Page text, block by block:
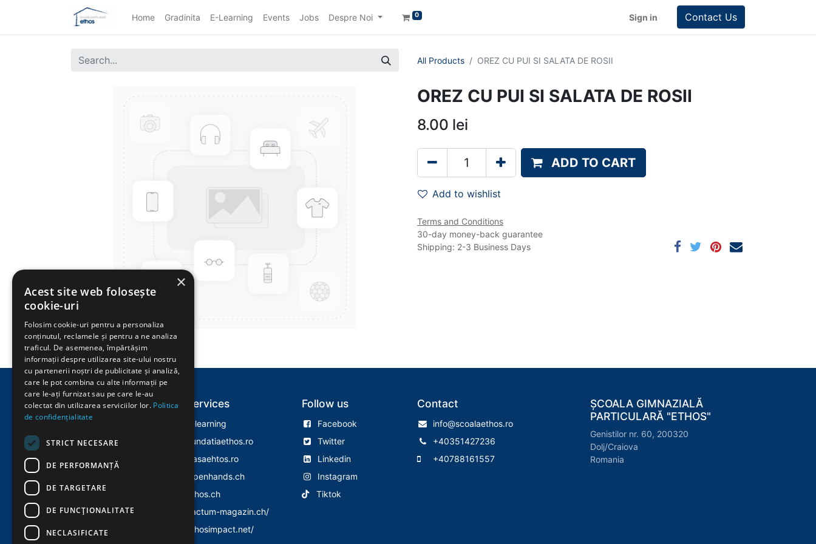
Home Gradinita E-Learning Events Jobs Despre Noi 0 Sign in Contact Us
All Products OREZ CU PUI SI SALATA DE ROSII
OREZ CU PUI SI SALATA DE ROSII
8.00 lei
ADD TO CART
Add to wishlist
Terms and Conditions
30-day money-back guarantee
Shipping: 2-3 Business Days
Explore
Despre Noi
Evenimente
Politica Cookies
Politica Confidentialitate
Services
E-learning
Fundatiaethos.ro
Casaehtos.ro
Openhands.ch
Ethos.ch
Factum-magazin.ch/
Ethosimpact.net/
Follow us
Facebook
Twitter
Linkedin
Instagram
Tiktok
Contact
info@scoalaethos.ro
+40351427236
+40788161557
ȘCOALA GIMNAZIALĂ
PARTICULARĂ "ETHOS"
Genistilor nr. 60, 200320
Dolj/Craiova
Romania
×
Acest site web folosește
cookie-uri
Folosim cookie-uri pentru a personaliza
conținutul, reclamele și pentru a ne analiza
traficul. De asemenea, împărtășim
informații despre utilizarea site-ului nostru
cu partenerii noștri de publicitate și analiză,
care le pot combina cu alte informații pe
care le-ați furnizat sau pe care le-au
colectat din utilizarea serviciilor lor. Politica
de confidențialitate
STRICT NECESARE
DE PERFORMANȚĂ
DE TARGETARE
DE FUNCŢIONALITATE
NECLASIFICATE